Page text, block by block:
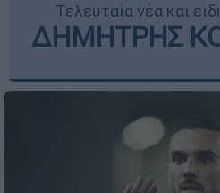
Τελευταία νέα και
ΔΗΜΗΤΡΗΣ